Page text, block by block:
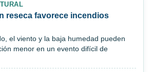
reseca favorece incendios
el viento y la baja humedad pueden
menor en un evento difícil de